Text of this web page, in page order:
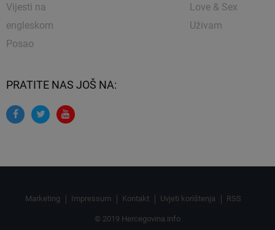
Vijesti na
engleskom
Posao
Love & Sex
Uživam
PRATITE NAS JOŠ NA:
Marketing Impressum Kontakt Uvjeti korištenja RSS
© 2019 Hercegovina.info